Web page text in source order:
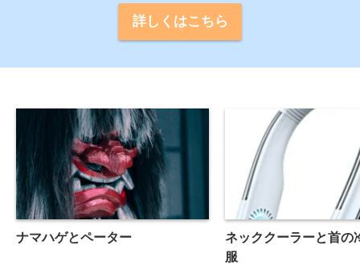
詳しくはこちら
ナマハゲとペーター
ネッククーラーと首の
服